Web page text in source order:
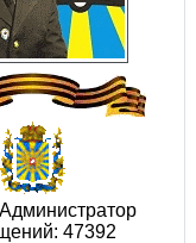
47392